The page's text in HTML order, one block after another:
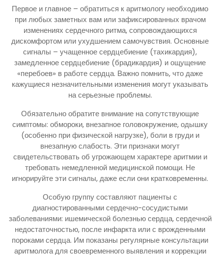
Первое и главное – обратиться к аритмологу необходимо
при любых заметных вам или зафиксированных врачом
изменениях сердечного ритма, сопровождающихся
дискомфортом или ухудшением самочувствия. Основные
сигналы – учащенное сердцебиение (тахикардия),
замедленное сердцебиение (брадикардия) и ощущение
«перебоев» в работе сердца. Важно помнить, что даже
кажущиеся незначительными изменения могут указывать
на серьезные проблемы.
Обязательно обратите внимание на сопутствующие
симптомы: обмороки, внезапное головокружение, одышку
(особенно при физической нагрузке), боли в груди и
внезапную слабость. Эти признаки могут
свидетельствовать об угрожающем характере аритмии и
требовать немедленной медицинской помощи. Не
игнорируйте эти сигналы, даже если они кратковременны.
Особую группу составляют пациенты с
диагностированными сердечно-сосудистыми
заболеваниями: ишемической болезнью сердца, сердечной
недостаточностью, после инфаркта или с врожденными
пороками сердца. Им показаны регулярные консультации
аритмолога для своевременного выявления и коррекции